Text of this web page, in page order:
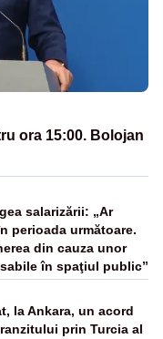
ora 15:00. Bolojan
salarizării: „Ar
perioada următoare.
din cauza unor
în spaţiul public”
la Ankara, un acord
prin Turcia al